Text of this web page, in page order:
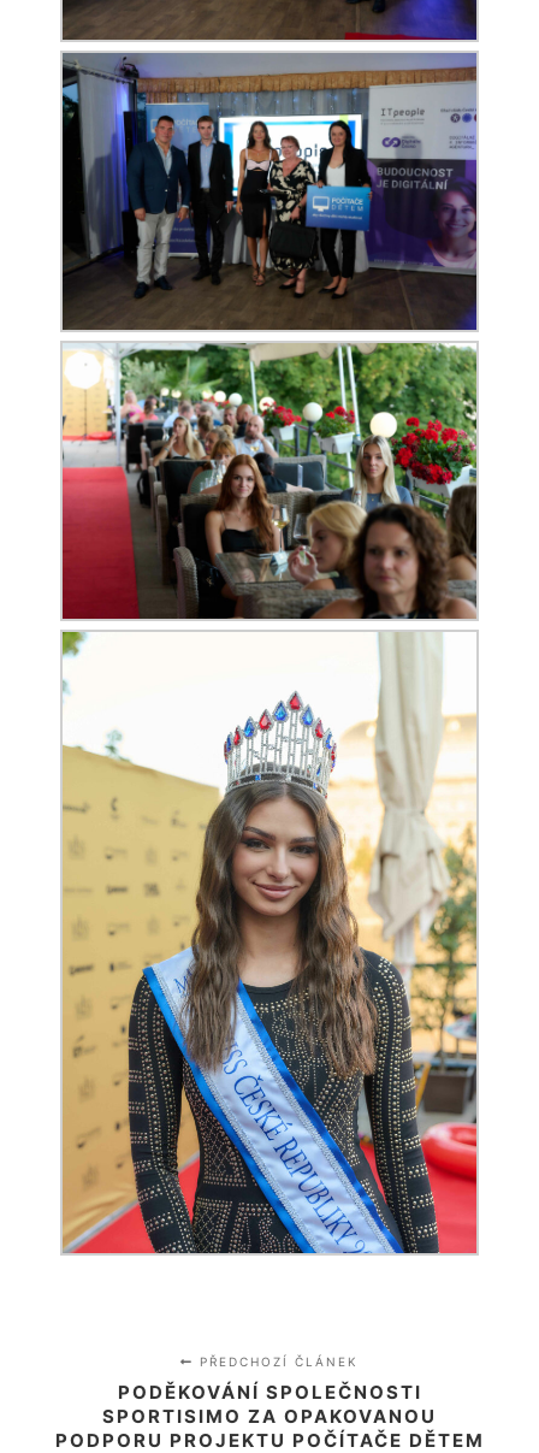
PŘEDCHOZÍ ČLÁNEK
PODĚKOVÁNÍ SPOLEČNOSTI
SPORTISIMO ZA OPAKOVANOU
PODPORU PROJEKTU POČÍTAČE DĚTEM